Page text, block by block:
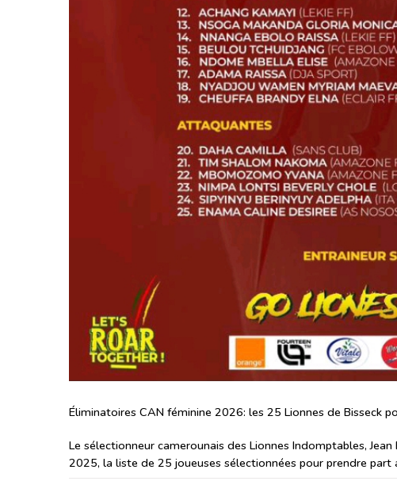
Éliminatoires CAN féminine 2026: les 25 Lionnes de Bisseck
Le sélectionneur camerounais des Lionnes Indomptables,
2025, la liste de 25 joueuses sélectionnées pour prendre part